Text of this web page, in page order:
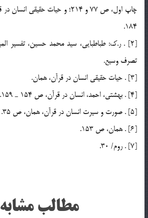
184.
تصرف وسيع.
[3] . حيات حقيقي انسان در قرآن، همان.
[4] . بهشتي، ‌احمد، انسان در قرآن، ص 154 ـ 159.
[5] . صورت و سيرت انسان در قرآن، همان، ص 35.
[6] . همان، ص 153.
[7] . روم/ 30.
مطالب مشابه